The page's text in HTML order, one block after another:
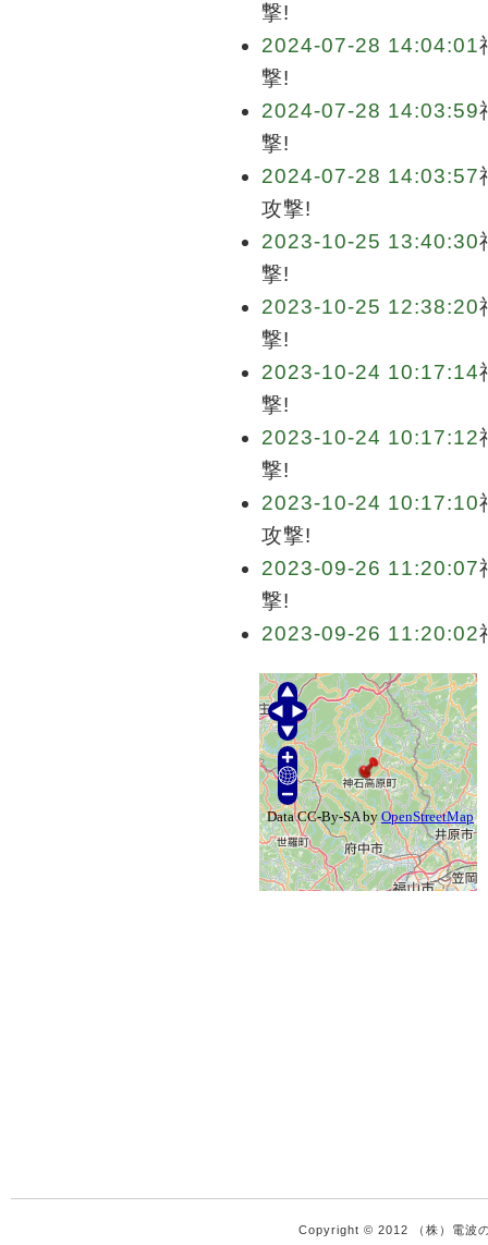
撃!
2024-07-28 14:04:01
撃!
2024-07-28 14:03:59
撃!
2024-07-28 14:03:57
攻撃!
2023-10-25 13:40:30
撃!
2023-10-25 12:38:20
撃!
2023-10-24 10:17:14
撃!
2023-10-24 10:17:12
撃!
2023-10-24 10:17:10
攻撃!
2023-09-26 11:20:07
撃!
2023-09-26 11:20:02
Copyright © 2012 （株）電波